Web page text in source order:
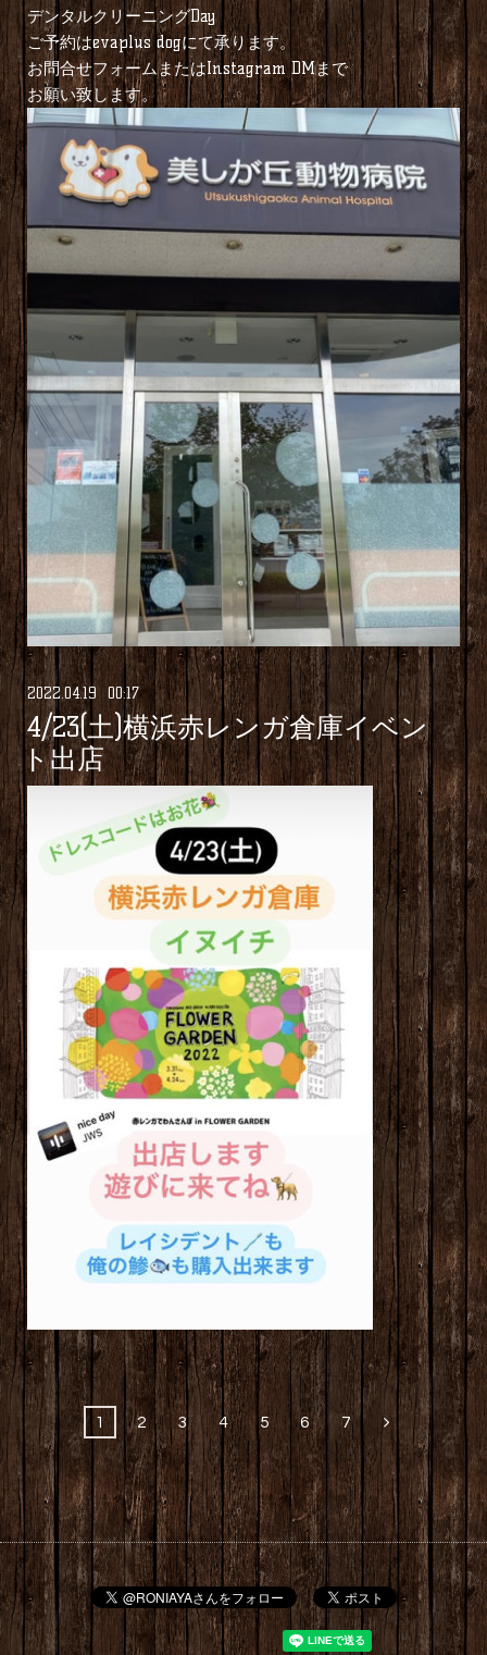
デンタルクリーニングDay
ご予約はevaplus dogにて承ります。
お問合せフォームまたはInstagram DMまで
お願い致します。
2022.04.19 00:17
4/23(土)横浜赤レンガ倉庫イベン
ト出店
1 2 3 4 5 6 7